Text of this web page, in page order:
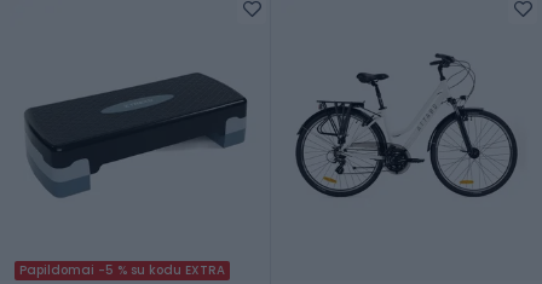
Papildomai -5 % su kodu EXTRA